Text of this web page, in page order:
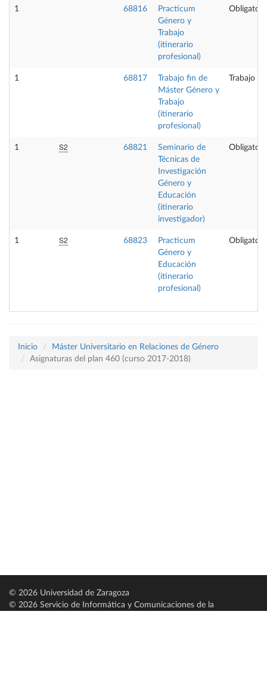
1 68816
Practicum
Género y
Trabajo
(itinerario
profesional)
1 68817
Trabajo fin de
Máster Género y
Trabajo
(itinerario
profesional)
Trabajo
1 S2 68821
Seminario de
Técnicas de
Investigación
Género y
Educación
(itinerario
investigador)
1 S2 68823
Practicum
Género y
Educación
(itinerario
profesional)
Inicio
Máster Universitario en Relaciones de Género
Asignaturas del plan 460 (curso 2017-2018)
© 2026 Universidad de Zaragoza
© 2026 Servicio de Informática y Comunicaciones de la